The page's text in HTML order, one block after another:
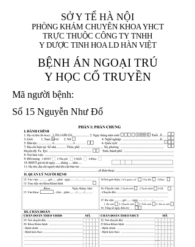
SỞ Y TẾ HÀ NỘI
PHÒNG KHÁM CHUYÊN KHOA YHCT
TRỰC THUỘC CÔNG TY TNHH
Y DƯỢC TINH HOA LD HÀN VIỆT
BỆNH ÁN NGOẠI TRÚ
Y HỌC CỔ TRUYỀN
Mã người bệnh:
Số 15 Nguyễn Như Đổ
1. Họ và tên (In
hoa):
1 9 9 5
8
8
X
X